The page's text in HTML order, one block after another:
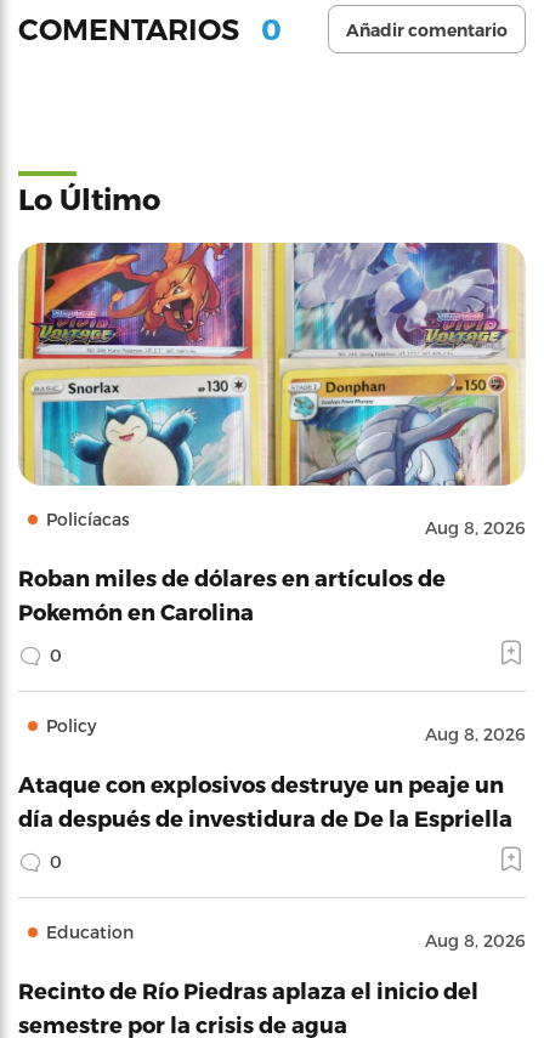
COMENTARIOS 0 Añadir comentario
Lo Último
Policíacas Aug 8, 2026
Roban miles de dólares en artículos de
Pokemón en Carolina
0
Policy Aug 8, 2026
Ataque con explosivos destruye un peaje un
día después de investidura de De la Espriella
0
Education Aug 8, 2026
Recinto de Río Piedras aplaza el inicio del
semestre por la crisis de agua